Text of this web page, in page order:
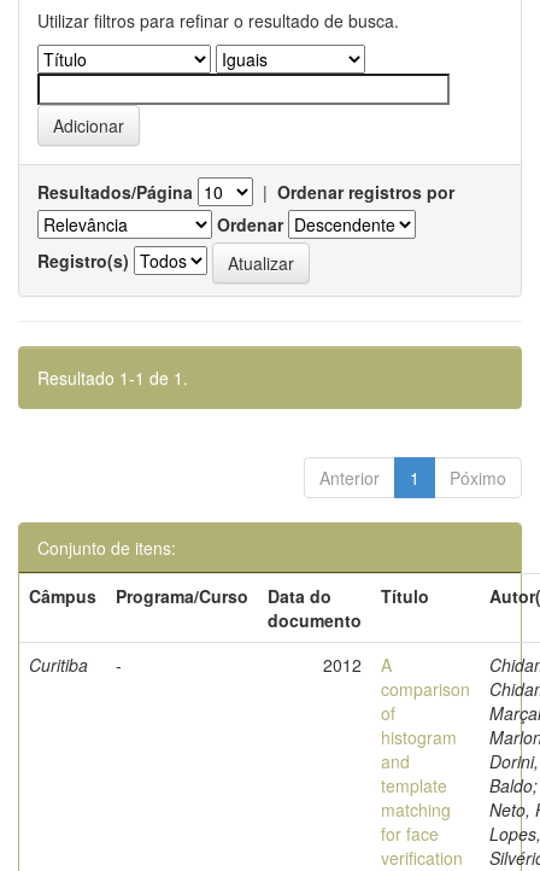
Utilizar filtros para refinar o resultado de busca.
Resultados/Página | Ordenar registros por
Ordenar
Registro(s)
Resultado 1-1 de 1.
Anterior 1 Póximo
Conjunto de itens:
Câmpus
Programa/Curso
Data do
documento
Título
Curitiba - 2012
A
comparison
of
histogram
and
template
matching
for face
verification
Neto,